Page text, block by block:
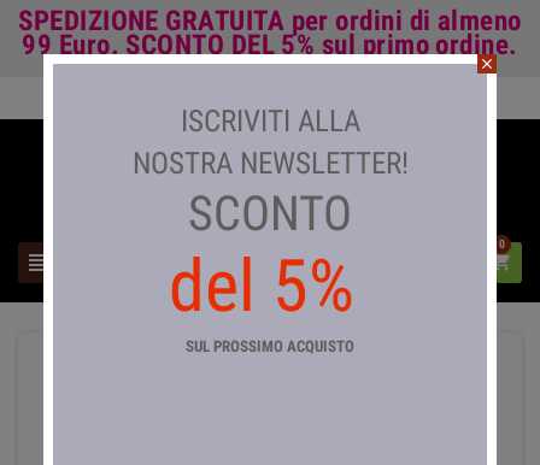
SPEDIZIONE GRATUITA per ordini di almeno
99 Euro. SCONTO DEL 5% sul primo ordine.
 
0
close
ISCRIVITI ALLA
NOSTRA NEWSLETTER!
SCONTO
del 5%
SUL PROSSIMO ACQUISTO